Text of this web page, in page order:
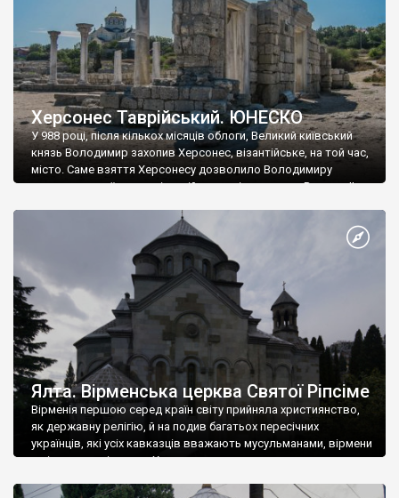
Херсонес Таврійський. ЮНЕСКО
У 988 році, після кількох місяців облоги, Великий київський
князь Володимир захопив Херсонес, візантійське, на той час,
місто. Саме взяття Херсонесу дозволило Володимиру
диктувати свої умови візантійському імператору Василю ІІ, та
Херсонесі Володимир-язичник, став Василем-християнином.
А потім було Хрещення Русі. На честь Херсонесу Таврійського
Ялта. Вірменська церква Святої Ріпсіме
Вірменія першою серед країн світу прийняла християнство,
як державну релігію, й на подив багатьох пересічних
українців, які усіх кавказців вважають мусульманами, вірмени
є відданими вірянами Христа